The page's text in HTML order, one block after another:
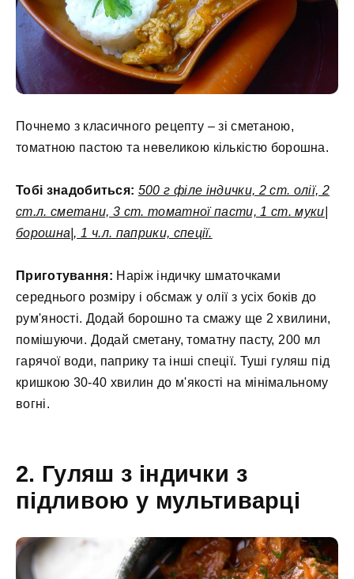
Почнемо з класичного рецепту – зі сметаною,
томатною пастою та невеликою кількістю борошна.
Тобі знадобиться: 500 г філе індички, 2 ст. олії, 2
ст.л. сметани, 3 ст. томатної пасти, 1 ст. муки|
борошна|, 1 ч.л. паприки, спеції.
Приготування: Наріж індичку шматочками
середнього розміру і обсмаж у олії з усіх боків до
рум'яності. Додай борошно та смажу ще 2 хвилини,
помішуючи. Додай сметану, томатну пасту, 200 мл
гарячої води, паприку та інші спеції. Туші гуляш під
кришкою 30-40 хвилин до м'якості на мінімальному
вогні.
2. Гуляш з індички з
підливою у мультиварці